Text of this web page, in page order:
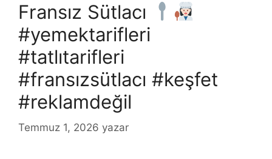
Fransız Sütlacı
#yemektarifleri
#tatlıtarifleri
#fransızsütlacı #keşfet
#reklamdeğil
Temmuz 1, 2026 yazar